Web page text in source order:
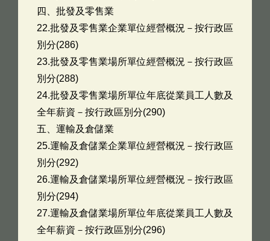
四、批發及零售業
22.批發及零售業企業單位經營概況－按行政區
別分(286)
23.批發及零售業場所單位經營概況－按行政區
別分(288)
24.批發及零售業場所單位年底從業員工人數及
全年薪資－按行政區別分(290)
五、運輸及倉儲業
25.運輸及倉儲業企業單位經營概況－按行政區
別分(292)
26.運輸及倉儲業場所單位經營概況－按行政區
別分(294)
27.運輸及倉儲業場所單位年底從業員工人數及
全年薪資－按行政區別分(296)